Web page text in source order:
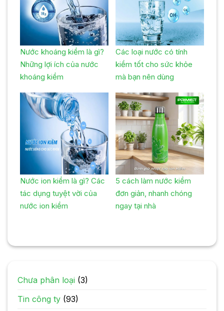
Nước khoáng kiềm là gì?
Những lợi ích của nước
khoáng kiềm
Các loại nước có tính
kiềm tốt cho sức khỏe
mà bạn nên dùng
Nước ion kiềm là gì? Các
tác dụng tuyệt vời của
nước ion kiềm
5 cách làm nước kiềm
đơn giản, nhanh chóng
ngay tại nhà
Chưa phân loại (3)
Tin công ty (93)